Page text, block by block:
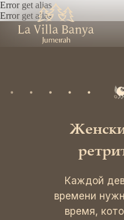
Error get alias
Error get alias
Каждой
времени
время,